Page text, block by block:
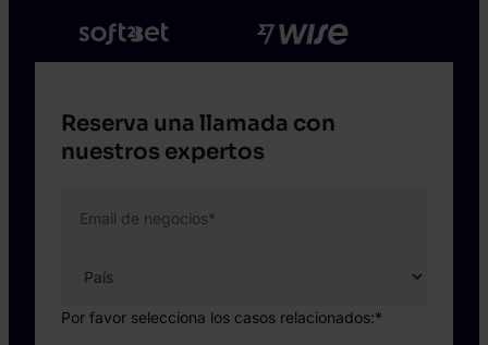
Reserva una llamada con
nuestros expertos
Email de negocios*
Por favor selecciona los casos relacionados:*